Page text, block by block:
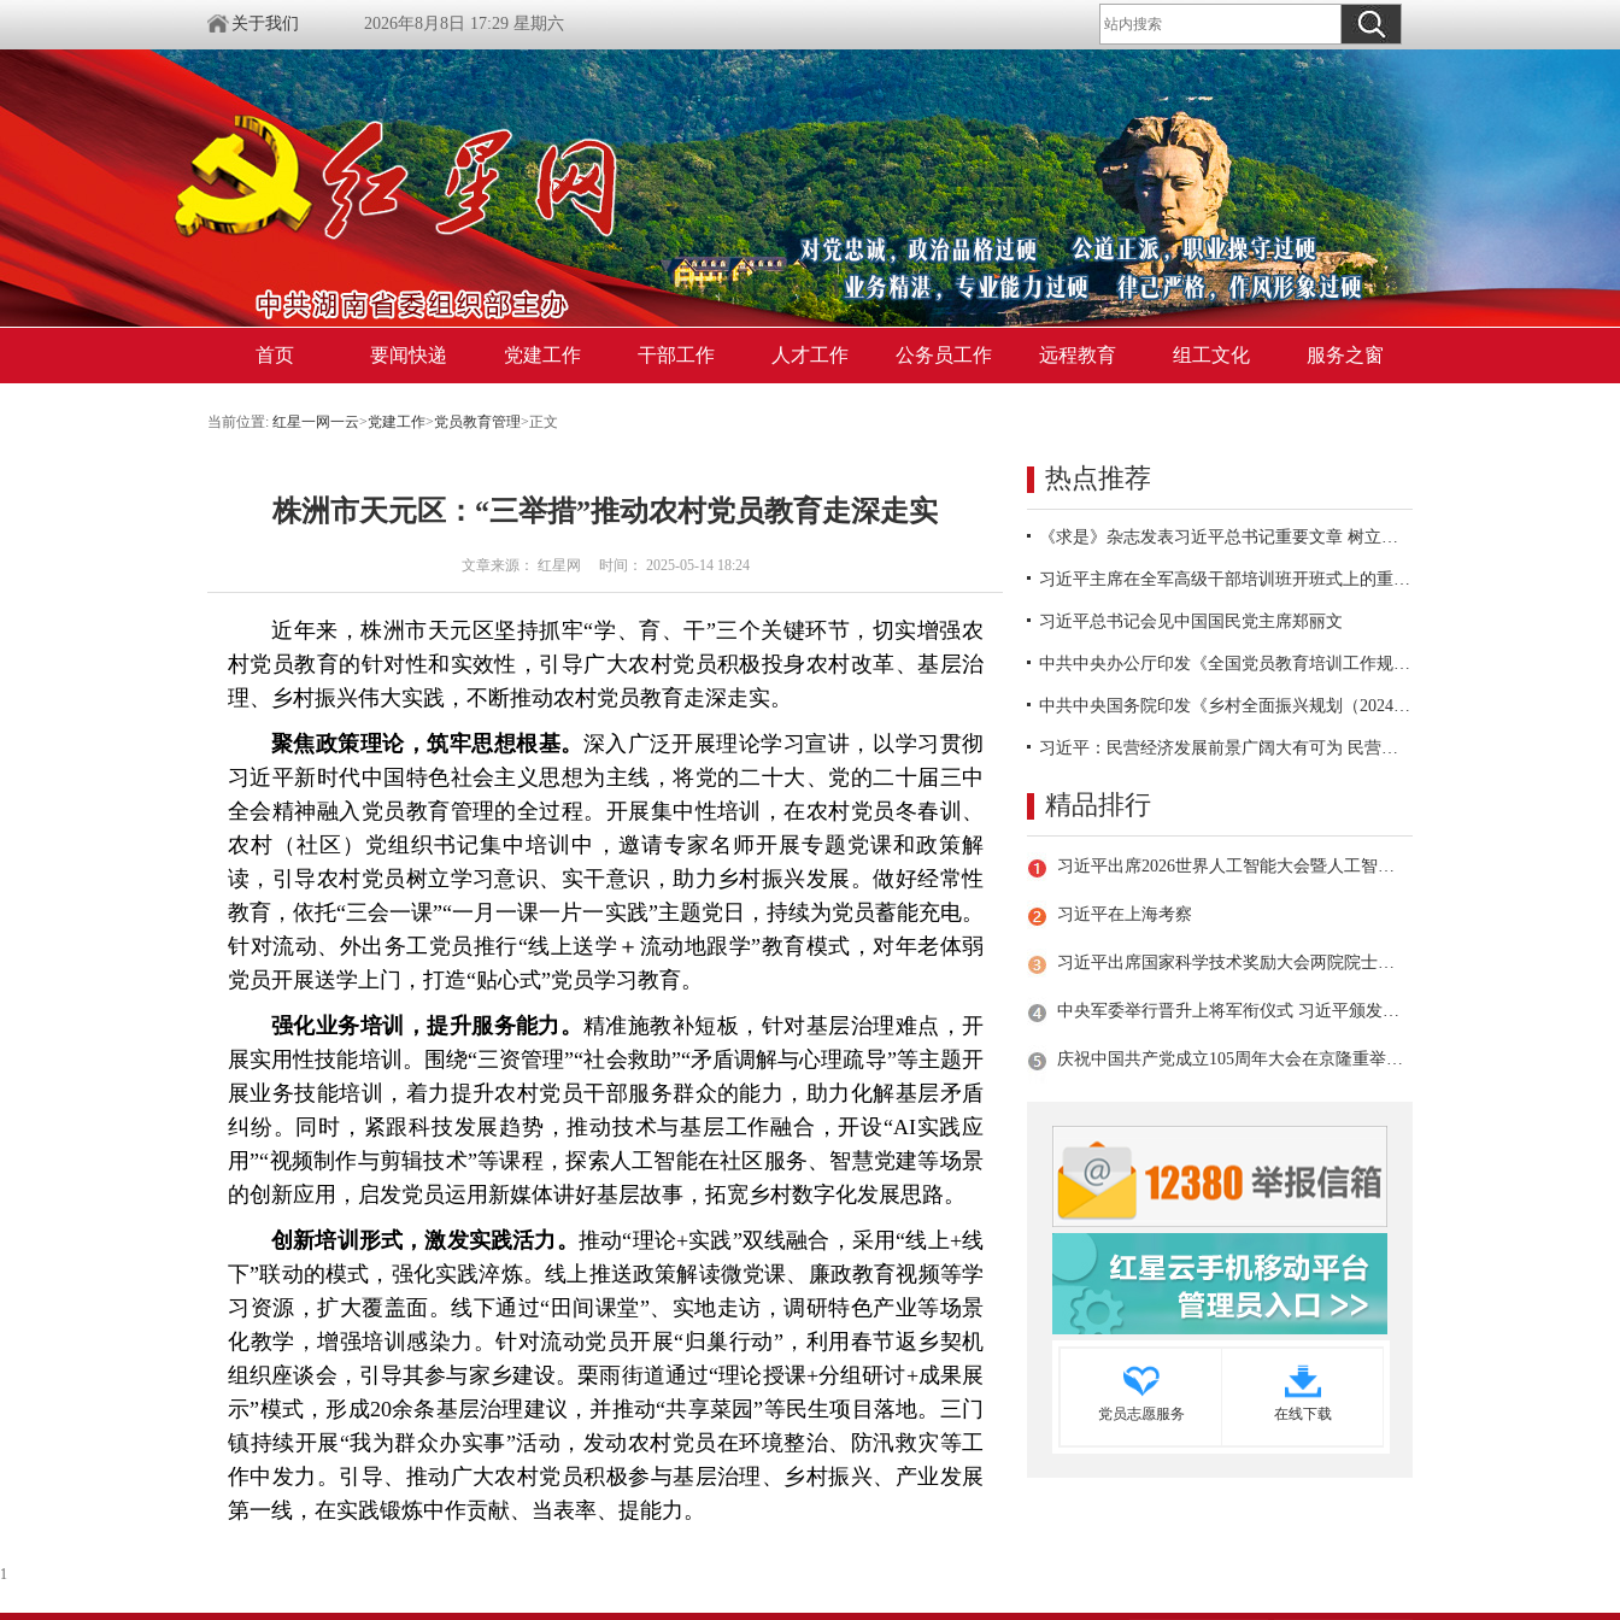
关于我们 2026年8月8日 17:29 星期六
首页 要闻快递 党建工作 干部工作 人才工作 公务员工作 远程教育 组工文化 服务之窗
当前位置: 红星一网一云>党建工作>党员教育管理>正文
株洲市天元区：“三举措”推动农村党员教育走深走实
文章来源： 红星网 时间： 2025-05-14 18:24
近年来，株洲市天元区坚持抓牢“学、育、干”三个关键环节，切实增强农
村党员教育的针对性和实效性，引导广大农村党员积极投身农村改革、基层治
理、乡村振兴伟大实践，不断推动农村党员教育走深走实。
聚焦政策理论，筑牢思想根基。 深入广泛开展理论学习宣讲，‌以学习贯彻
习近平新时代中国特色社会主义思想为主线，将党的二十大、党的二十届三中
全会精神融入党员教育管理的全过程。开展集中性培训，在农村党员冬春训、
农村（社区）党组织书记集中培训中，邀请专家名师开展专题党课和政策解
读，引导农村党员树立学习意识、实干意识，助力乡村振兴发展。做好经常性
教育，依托“三会一课”“一月一课一片一实践”主题党日，持续为党员蓄能充电。
针对流动、外出务工党员推行“线上送学＋流动地跟学”教育模式，对年老体弱
党员开展送学上门，打造“贴心式”党员学习教育。
强化业务培训，提升服务能力。‌ 精准施教补短板，‌针对基层治理难点，开
展实用性技能培训。围绕“三资管理”“社会救助”“矛盾调解与心理疏导”等主题开
展业务技能培训，着力提升农村党员干部服务群众的能力，助力化解基层矛盾
纠纷。同时，紧跟科技发展趋势，推动技术与基层工作融合，开设“AI实践应
用”“视频制作与剪辑技术”等课程，探索人工智能在社区服务、智慧党建等场景
的创新应用，启发党员运用新媒体讲好基层故事，拓宽乡村数字化发展思路。
创新培训形式，激发实践活力。 推动‌“理论+实践”双线融合，采用“线上+线
下”联动的模式，强化实践淬炼。‌线上推送政策解读微党课、廉政教育视频等学
习资源，扩大覆盖面。线下通过“田间课堂”、实地走访，调研特色产业等场景
化教学，增强培训感染力。针对流动党员开展“归巢行动”，利用春节返乡契机
组织座谈会，引导其参与家乡建设。栗雨街道通过“理论授课+分组研讨+成果展
示”模式，形成20余条基层治理建议，并推动“共享菜园”等民生项目落地。三门
镇持续开展“我为群众办实事”活动，发动农村党员在环境整治、防汛救灾等工
作中发力。引导、推动广大农村党员积极参与基层治理、乡村振兴、产业发展
第一线，在实践锻炼中作贡献、当表率、提能力。
热点推荐
《求是》杂志发表习近平总书记重要文章 树立和践行正确政绩观
习近平主席在全军高级干部培训班开班式上的重要讲话引领全军开展思想整风、深化政治整训
习近平总书记会见中国国民党主席郑丽文
中共中央办公厅印发《全国党员教育培训工作规划（2024－2028年）》
中共中央国务院印发《乡村全面振兴规划（2024—2027年）》
习近平：民营经济发展前景广阔大有可为 民营企业和民营企业家大显身手正当其时
精品排行
习近平出席2026世界人工智能大会暨人工智能全球治理高级别会议开幕式并发表主旨讲话
习近平在上海考察
习近平出席国家科学技术奖励大会两院院士大会中国科协第十一次全国代表大会并发表重要讲话
中央军委举行晋升上将军衔仪式 习近平颁发命令状并向晋衔的军官表示祝贺
庆祝中国共产党成立105周年大会在京隆重举行 习近平发表重要讲话
党员志愿服务 在线下载
1